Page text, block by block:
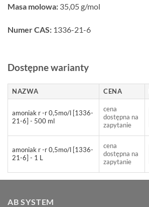
Masa molowa: 35,05 g/mol
Numer CAS: 1336-21-6
Dostępne warianty
NAZWA CENA
amoniak r -r 0,5mo/l [1336-
21-6] - 500 ml
cena
dostępna na
zapytanie
amoniak r -r 0,5mo/l [1336-
21-6] - 1 L
cena
dostępna na
zapytanie
AB SYSTEM